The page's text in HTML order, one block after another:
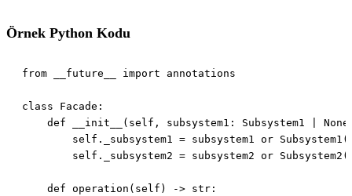
Örnek Python Kodu